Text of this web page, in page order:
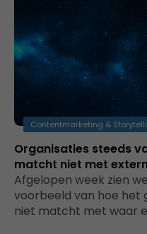
Contentmarketing &
Organisaties steeds
matcht niet met
Afgelopen week zien
voorbeeld van hoe het
niet matcht met waar